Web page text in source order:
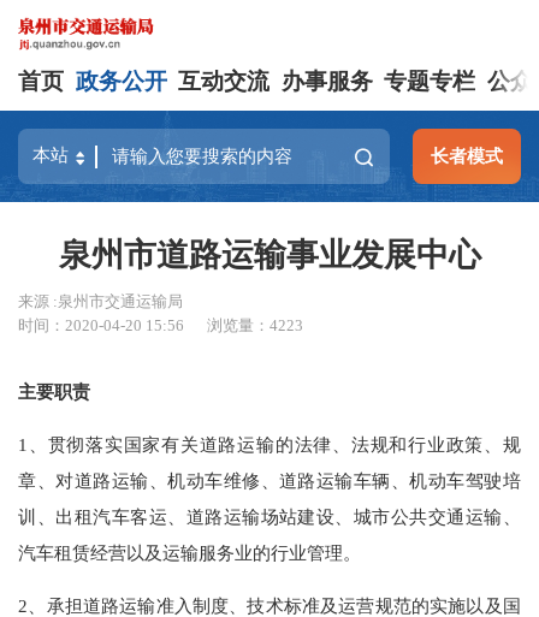
首页 政务公开 互动交流 办事服务 专题专栏 公众
长者模式
泉州市道路运输事业发展中心
来源 :泉州市交通运输局
时间：2020-04-20 15:56
浏览量：4223
主要职责
1、贯彻落实国家有关道路运输的法律、法规和行业政策、规
章、对道路运输、机动车维修、道路运输车辆、机动车驾驶培
训、出租汽车客运、道路运输场站建设、城市公共交通运输、
汽车租赁经营以及运输服务业的行业管理。
2、承担道路运输准入制度、技术标准及运营规范的实施以及国